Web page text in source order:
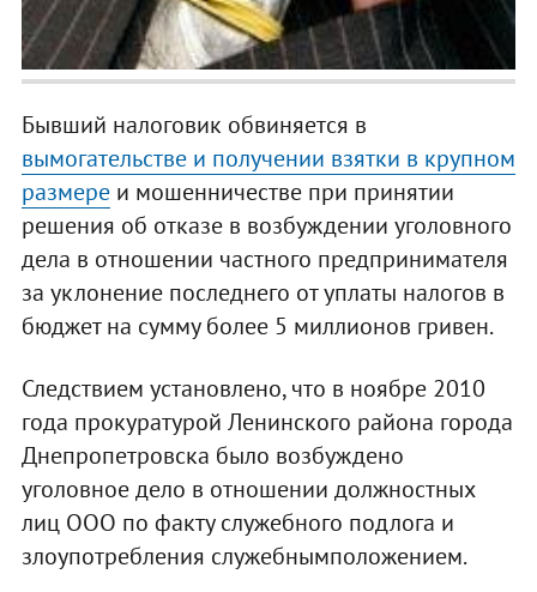
Бывший налоговик обвиняется в
вымогательстве и получении взятки в крупном
размереи мошенничестве при принятии
решения об отказе в возбуждении уголовного
дела в отношении частного предпринимателя
за уклонение последнего от уплаты налогов в
бюджет на сумму более 5 миллионов гривен.
Следствием установлено, что в ноябре 2010
года прокуратурой Ленинского района города
Днепропетровска было возбуждено
уголовное дело в отношении должностных
лиц ООО по факту служебного подлога и
злоупотребления служебнымположением.